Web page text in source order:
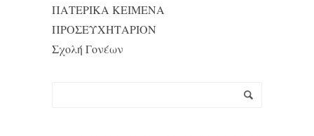
ΠΑΤΕΡΙΚΑ ΚΕΙΜΕΝΑ
ΠΡΟΣΕΥΧΗΤΑΡΙΟΝ
Σχολή Γονέων